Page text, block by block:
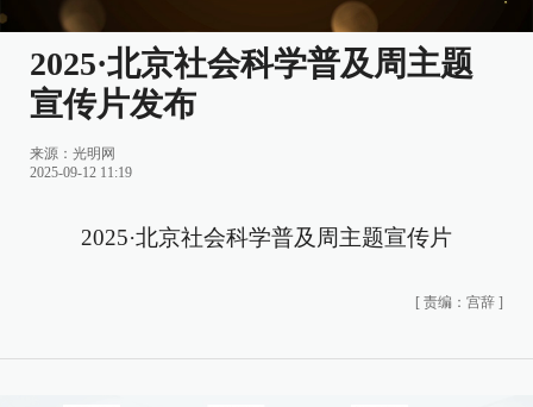
2025·北京社会科学普及周主题
宣传片发布
来源： 光明网
2025-09-12 11:19
2025·北京社会科学普及周主题宣传片
[ 责编：宫辞 ]